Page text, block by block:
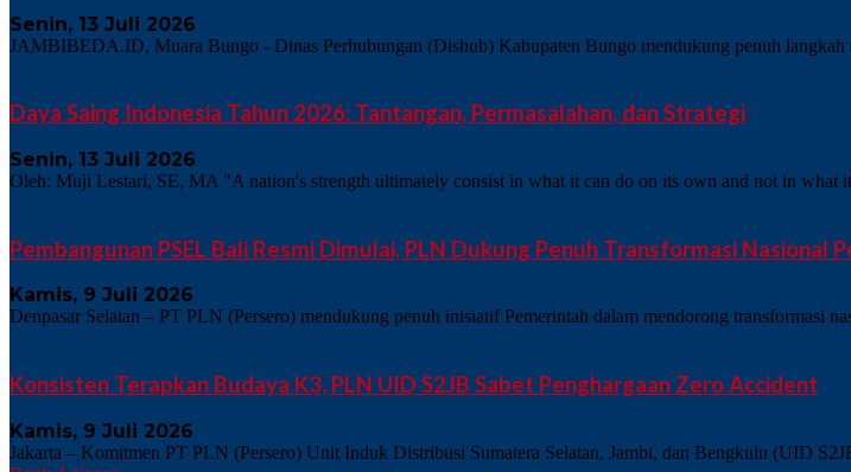
Senin, 13 Juli 2026
JAMBIBEDA.ID, Muara Bungo - Dinas Perhubungan (Dishub) Kabupaten Bungo mendukung penuh
Daya Saing Indonesia Tahun 2026: Tantangan, Permasalahan, dan Strategi
Senin, 13 Juli 2026
Oleh: Muji Lestari, SE, MA "A nation's strength ultimately consist in what it can do on its own and not in what
Pembangunan PSEL Bali Resmi Dimulai, PLN Dukung Penuh Transformasi Nasional
Kamis, 9 Juli 2026
Denpasar Selatan – PT PLN (Persero) mendukung penuh inisiatif Pemerintah dalam mendorong
Konsisten Terapkan Budaya K3, PLN UID S2JB Sabet Penghargaan Zero Accident
Kamis, 9 Juli 2026
Jakarta – Komitmen PT PLN (Persero) Unit Induk Distribusi Sumatera Selatan, Jambi, dan Bengkulu (UID